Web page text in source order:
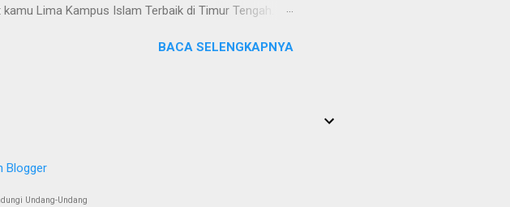
Lima Kampus Islam Terbaik di Timur Tengah. 1.
di Dunia. Kampus ini didirikan pertama kali pada masa
BACA SELENGKAPNYA
Blogger
Undang-Undang